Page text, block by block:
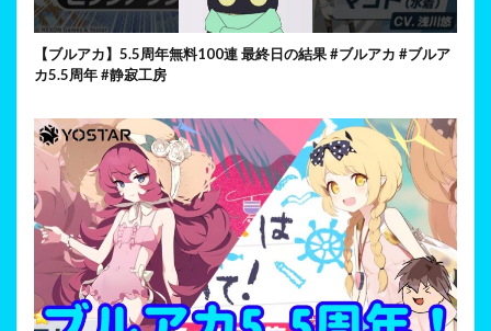
【ブルアカ】5.5周年無料100連 最終日の結果 #ブルアカ #ブルア
カ5.5周年 #静寂工房